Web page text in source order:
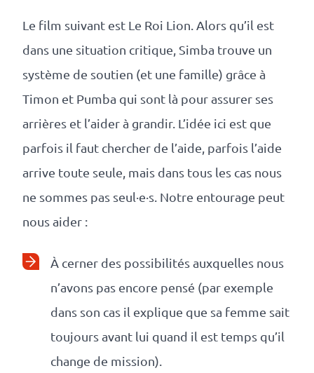
Le film suivant est Le Roi Lion. Alors qu’il est
dans une situation critique, Simba trouve un
système de soutien (et une famille) grâce à
Timon et Pumba qui sont là pour assurer ses
arrières et l’aider à grandir. L’idée ici est que
parfois il faut chercher de l’aide, parfois l’aide
arrive toute seule, mais dans tous les cas nous
ne sommes pas seul·e·s. Notre entourage peut
nous aider :
À cerner des possibilités auxquelles nous
n’avons pas encore pensé (par exemple
dans son cas il explique que sa femme sait
toujours avant lui quand il est temps qu’il
change de mission).